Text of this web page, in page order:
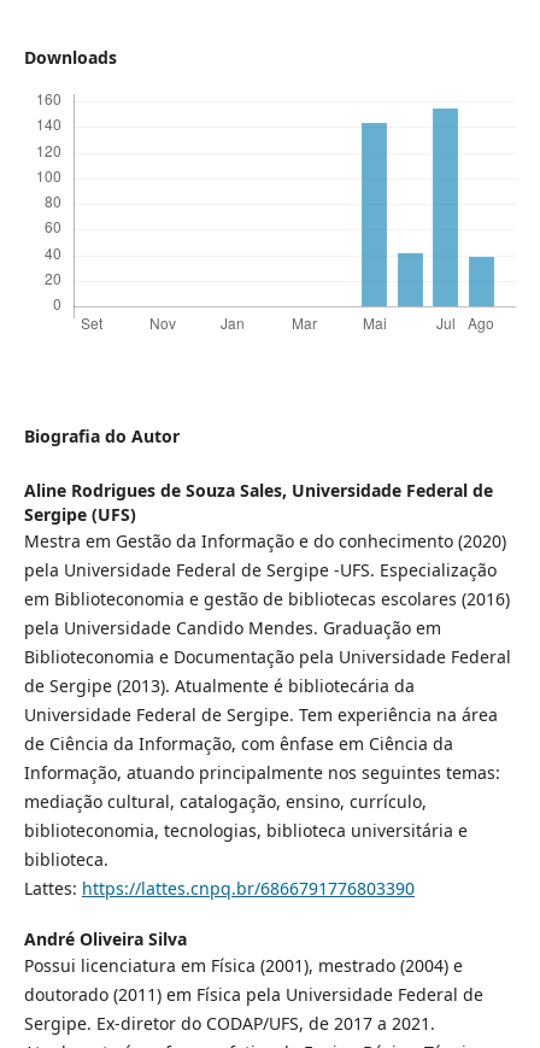
Downloads
Biografia do Autor
Aline Rodrigues de Souza Sales, Universidade Federal de
Sergipe (UFS)
Mestra em Gestão da Informação e do conhecimento (2020)
pela Universidade Federal de Sergipe -UFS. Especialização
em Biblioteconomia e gestão de bibliotecas escolares (2016)
pela Universidade Candido Mendes. Graduação em
Biblioteconomia e Documentação pela Universidade Federal
de Sergipe (2013). Atualmente é bibliotecária da
Universidade Federal de Sergipe. Tem experiência na área
de Ciência da Informação, com ênfase em Ciência da
Informação, atuando principalmente nos seguintes temas:
mediação cultural, catalogação, ensino, currículo,
biblioteconomia, tecnologias, biblioteca universitária e
biblioteca.
Lattes: https://lattes.cnpq.br/6866791776803390
André Oliveira Silva
Possui licenciatura em Física (2001), mestrado (2004) e
doutorado (2011) em Física pela Universidade Federal de
Sergipe. Ex-diretor do CODAP/UFS, de 2017 a 2021.